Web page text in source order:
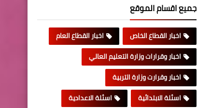
جميع اقسام الموقع
اخبار القطاع الخاص
اخبار القطاع العام
اخبار وقرارات وزارة التعليم العالي
اخبار وقرارت وزارة التربية
اسئلة الابتدائية
اسئلة الاعدادية